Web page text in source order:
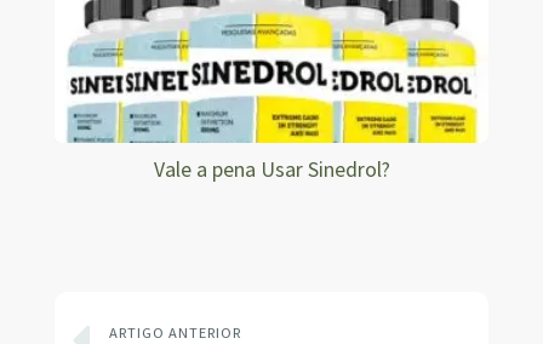
Vale a pena Usar Sinedrol?
ARTIGO ANTERIOR